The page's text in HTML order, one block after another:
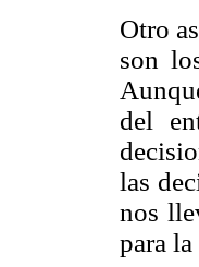
Otro
son
del
las
nos
para